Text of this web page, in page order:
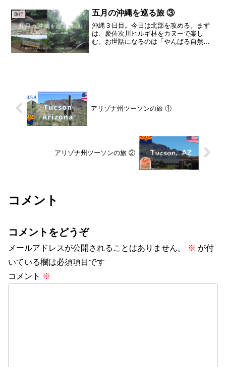
と。そして、第２...
旅行 五月の沖縄を巡る旅 ③
沖縄３日目。今日は北部を攻める。まず
は、慶佐次川ヒルギ林をカヌーで楽し
む。お世話になるのは「やんばる自然
アリゾナ州ツーソンの旅 ①
アリゾナ州ツーソンの旅 ②
コメント
コメントをどうぞ
メールアドレスが公開されることはありません。 ※ が付
いている欄は必須項目です
コメント ※